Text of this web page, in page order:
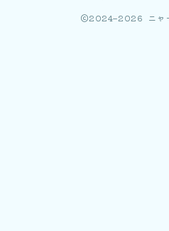
2024–2026 ニャ